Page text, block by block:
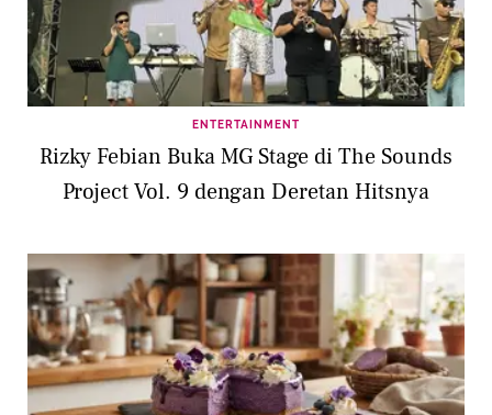
ENTERTAINMENT
Rizky Febian Buka MG Stage di The Sounds
Project Vol. 9 dengan Deretan Hitsnya